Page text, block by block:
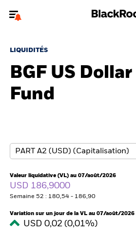
financiers.
jourvotre type d'utilisateur
A propos de BlackRock
Thèmes
ETFs & Fonds indiciels
Documents
LIQUIDITÉS
BGF US
Fund
Valeur liquidative (VL) au 07/août/2026
USD 186,9000
Semaine 52 : 180,54 - 186,90
Variation sur un jour de la VL au 07/août/2026
USD 0,02 (0,01%)